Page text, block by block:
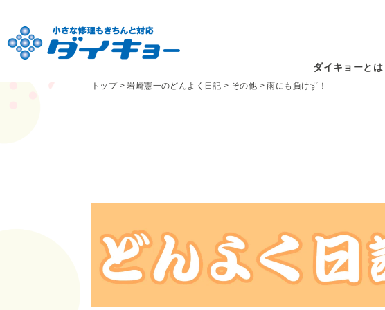
ダイキョーとは
トップ>岩崎憲一のどんよく日記 > その他 >雨にも負けず！